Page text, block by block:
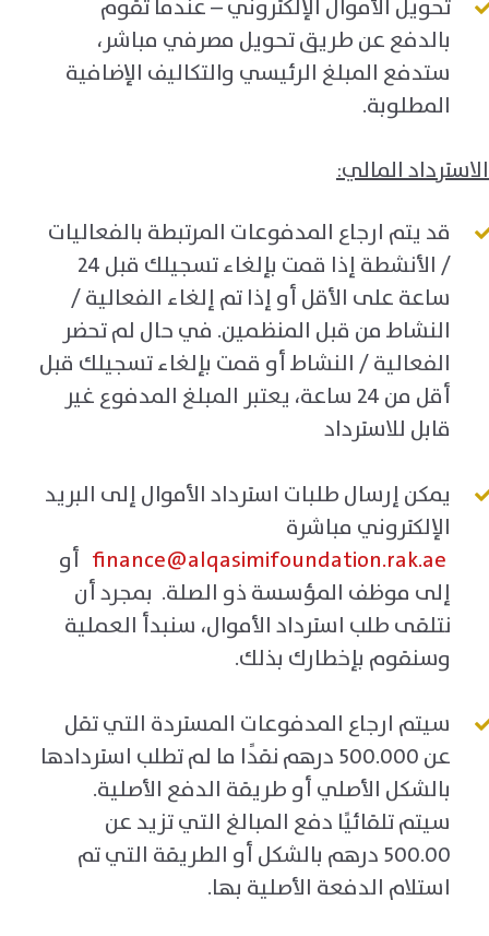
تحويل الأموال الإلكتروني – عندما تقوم
بالدفع عن طريق تحويل مصرفي مباشر،
ستدفع المبلغ الرئيسي والتكاليف الإضافية
المطلوبة.
الاسترداد المالي:
قد يتم ارجاع المدفوعات المرتبطة بالفعاليات
/ الأنشطة إذا قمت بإلغاء تسجيلك قبل 24
ساعة على الأقل أو إذا تم إلغاء الفعالية /
النشاط من قبل المنظمين. في حال لم تحضر
الفعالية / النشاط أو قمت بإلغاء تسجيلك قبل
أقل من 24 ساعة، يعتبر المبلغ المدفوع غير
قابل للاسترداد
يمكن إرسال طلبات استرداد الأموال إلى البريد
الإلكتروني مباشرة
finance@alqasimifoundation.rak.ae أو
إلى موظف المؤسسة ذو الصلة. بمجرد أن
نتلقى طلب استرداد الأموال، سنبدأ العملية
وسنقوم بإخطارك بذلك.
سيتم ارجاع المدفوعات المستردة التي تقل
عن 500.000 درهم نقدًا ما لم تطلب استردادها
بالشكل الأصلي أو طريقة الدفع الأصلية.
سيتم تلقائيًا دفع المبالغ التي تزيد عن
500.00 درهم بالشكل أو الطريقة التي تم
استلام الدفعة الأصلية بها.